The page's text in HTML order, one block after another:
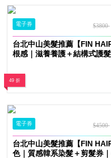
電子券 $3800
台北中山美髮推薦【FIN
根感｜滋養養護＋結構式護
49 折
電子券 $4500
台北中山美髮推薦【FIN
色｜質感韓系染髮＋剪髮券